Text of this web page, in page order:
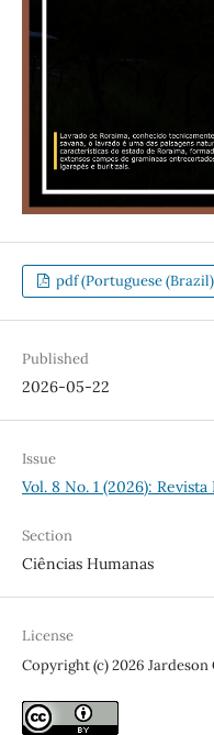
pdf (Portuguese
Published
2026-05-22
Issue
Vol. 8 No. 1 (2026):
Section
Ciências Humanas
License
Copyright (c) 2026 Jardeson